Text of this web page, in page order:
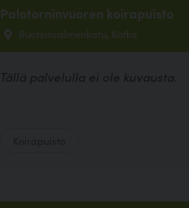
Palotorninvuoren koirapuisto
Ruotsinsalmenkatu, Kotka
Tällä palvelulla ei ole kuvausta.